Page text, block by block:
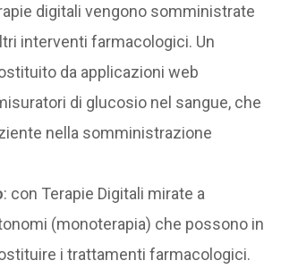
digitali vengono somministrate
interventi farmacologici. Un
da applicazioni web
di glucosio nel sangue, che
nella somministrazione
: con Terapie Digitali mirate a
(monoterapia) che possono in
i trattamenti farmacologici.